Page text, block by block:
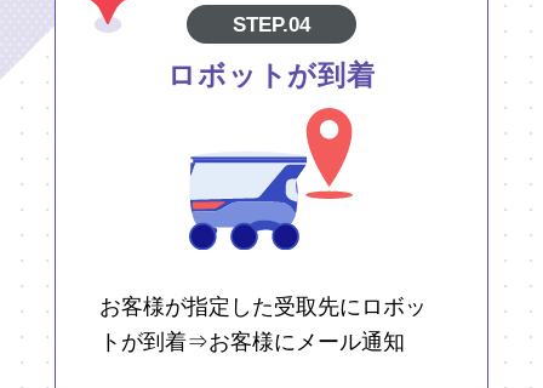
STEP.04
ロボットが到着
お客様が指定した受取先にロボッ
トが到着⇒お客様にメール通知